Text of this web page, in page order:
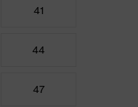
41
44
47